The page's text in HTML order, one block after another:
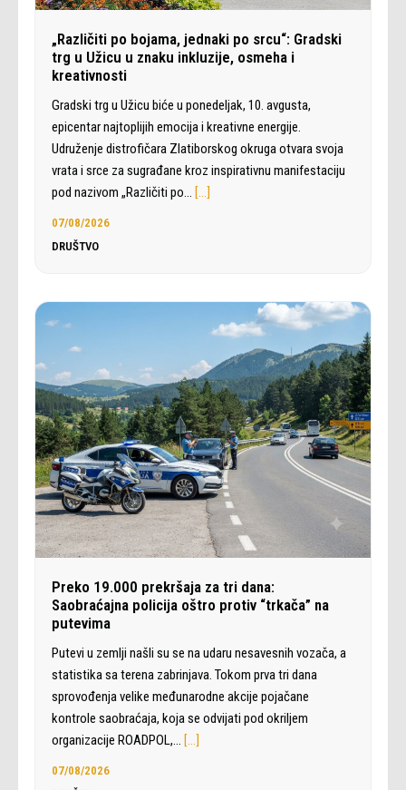
„Različiti po bojama, jednaki po srcu“: Gradski
trg u Užicu u znaku inkluzije, osmeha i
kreativnosti
Gradski trg u Užicu biće u ponedeljak, 10. avgusta,
epicentar najtoplijih emocija i kreativne energije.
Udruženje distrofičara Zlatiborskog okruga otvara svoja
vrata i srce za sugrađane kroz inspirativnu manifestaciju
pod nazivom „Različiti po… […]
07/08/2026
DRUŠTVO
Preko 19.000 prekršaja za tri dana:
Saobraćajna policija oštro protiv “trkača” na
putevima
Putevi u zemlji našli su se na udaru nesavesnih vozača, a
statistika sa terena zabrinjava. Tokom prva tri dana
sprovođenja velike međunarodne akcije pojačane
kontrole saobraćaja, koja se odvijati pod okriljem
organizacije ROADPOL,… […]
07/08/2026